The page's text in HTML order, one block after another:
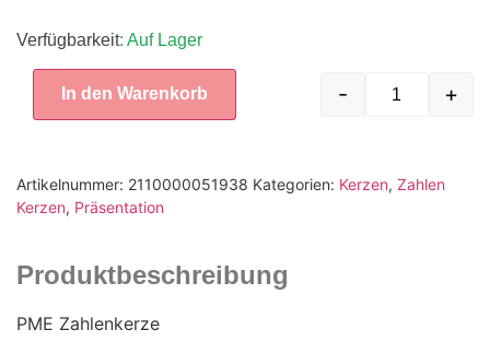
Verfügbarkeit: Auf Lager
- +
In den Warenkorb
Artikelnummer: 2110000051938 Kategorien: Kerzen, Zahlen
Kerzen, Präsentation
Produktbeschreibung
PME Zahlenkerze